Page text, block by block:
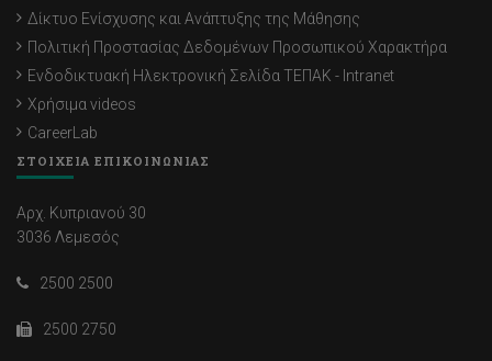
Δίκτυο Ενίσχυσης και Ανάπτυξης της Μάθησης
Πολιτική Προστασίας Δεδομένων Προσωπικού Χαρακτήρα
Ενδοδικτυακή Ηλεκτρονική Σελίδα ΤΕΠΑΚ - Intranet
Χρήσιμα videos
CareerLab
ΣΤΟΙΧΕΙΑ ΕΠΙΚΟΙΝΩΝΙΑΣ
Αρχ. Κυπριανού 30
3036 Λεμεσός
2500 2500
2500 2750